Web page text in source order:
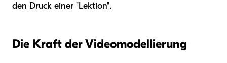
den Druck einer "Lektion".
Die Kraft der Videomodellierung